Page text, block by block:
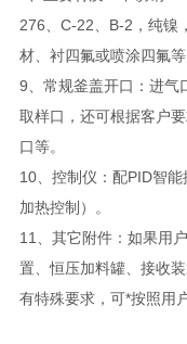
276、C-22、B-2，纯镍
材、衬四氟或喷涂四氟等
9、常规釜盖开口：进气
取样口，还可根据客户
口等。
10、控制仪：配PID智能
加热控制）。
11、其它附件：如果用
置、恒压加料罐、接收
有特殊要求，可*按照用